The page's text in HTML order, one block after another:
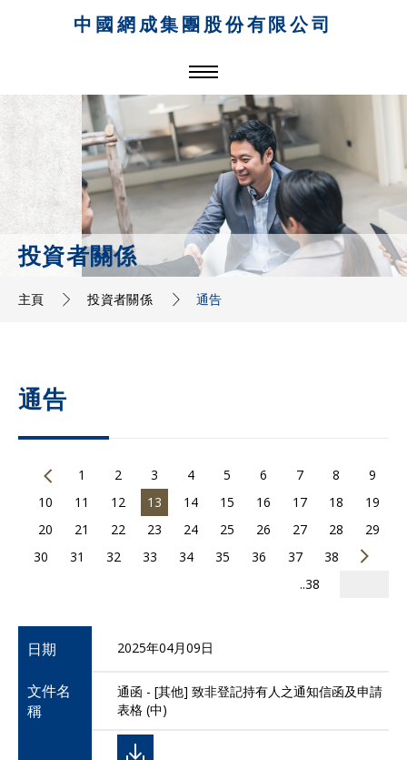
中國網成集團股份有限公司
投資者關係
主頁 投資者關係 通告
通告
1 2 3 4 5 6 7 8
9
10
11 12 13 14 15 16 17 18
19
20
21 22 23 24 25 26 27 28
29
30
31 32 33 34 35 36 37
38
..38
日期 2025年04月09日
文件名
稱
通函 - [其他] 致非登記持有人之通知信函及申請
表格 (中)